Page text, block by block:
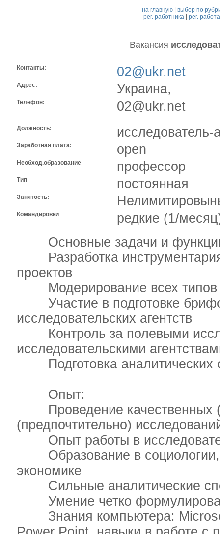
на главную |выбор по
рег. работника| рег.
Вакансия
Контакты: 02@ukr.net
Адрес: Украина,
Телефон: 02@ukr.net
Должность:
Заработная плата: open
Необход.образование: профессор
Тип: постоянная
Занятость:
Командировки
редкие (1/
Основные задачи и
Разработка инструментария
проектов
Модерирование всех типов
Участие в подготовке
исследовательских агентств
Контроль за полевыми
исследовательскими
Подготовка аналитических
Опыт:
Проведение качественных
(предпочтительно)
Опыт работы в
Образование в социологии,
экономике
Сильные аналитические
Умение четко
Знания компьютера: